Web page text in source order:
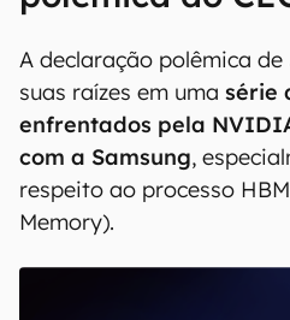
A declaração polêmica
suas raízes em uma série
enfrentados pela
com a Samsung,
respeito ao processo
Memory).